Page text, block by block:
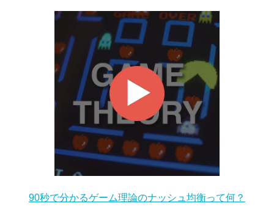
90秒で分かるゲーム理論のナッシュ均衡って何？